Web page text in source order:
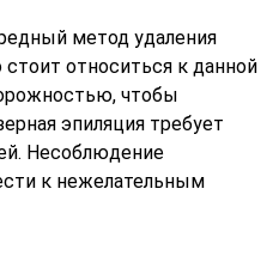
метод удаления
относиться к данной
чтобы
эпиляция требует
Несоблюдение
к нежелательным